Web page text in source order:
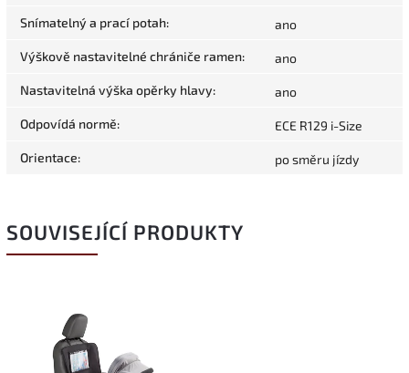
Snímatelný a prací potah: ano
Výškově nastavitelné chrániče ramen: ano
Nastavitelná výška opěrky hlavy: ano
Odpovídá normě: ECE R129 i-Size
Orientace: po směru jízdy
SOUVISEJÍCÍ PRODUKTY